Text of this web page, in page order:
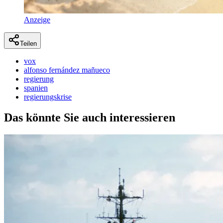
Anzeige
Teilen
vox
alfonso fernández mañueco
regierung
spanien
regierungskrise
Das könnte Sie auch interessieren